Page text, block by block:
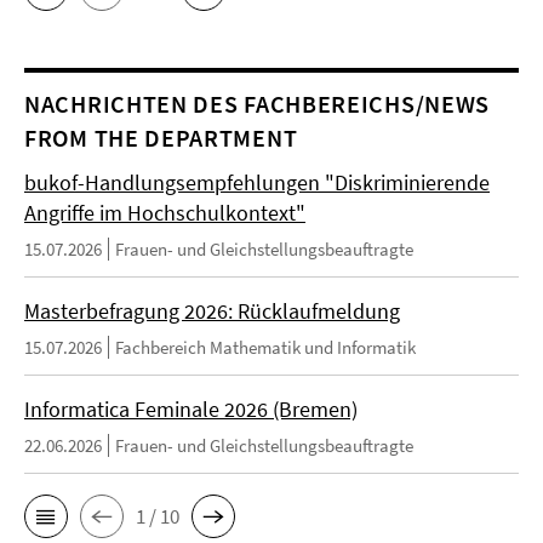
NACHRICHTEN DES FACHBEREICHS/NEWS
FROM THE DEPARTMENT
bukof-Handlungsempfehlungen "Diskriminierende
Angriffe im Hochschulkontext"
15.07.2026 Frauen- und Gleichstellungsbeauftragte
Masterbefragung 2026: Rücklaufmeldung
15.07.2026 Fachbereich Mathematik und Informatik
Informatica Feminale 2026 (Bremen)
22.06.2026 Frauen- und Gleichstellungsbeauftragte
1 / 10